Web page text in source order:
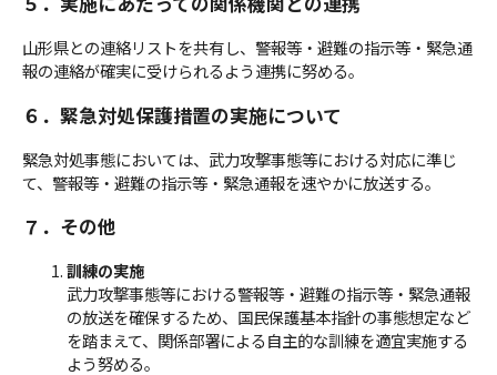
山形県との連絡リストを共有し、警報等・避難の指示等・緊急通
報の連絡が確実に受けられるよう連携に努める。
６．緊急対処保護措置の実施について
緊急対処事態においては、武力攻撃事態等における対応に準じ
て、警報等・避難の指示等・緊急通報を速やかに放送する。
７．その他
訓練の実施
武力攻撃事態等における警報等・避難の指示等・緊急通報
の放送を確保するため、国民保護基本指針の事態想定など
を踏まえて、関係部署による自主的な訓練を適宜実施する
よう努める。